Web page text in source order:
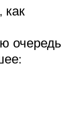
как
очередь